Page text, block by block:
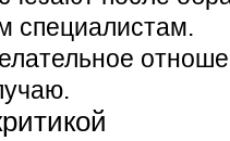
специалистам.